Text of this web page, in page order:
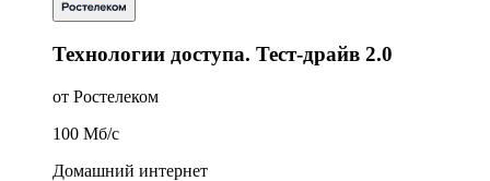
Технологии доступа. Тест-драйв 2.0
от Ростелеком
100 Мб/c
Домашний интернет